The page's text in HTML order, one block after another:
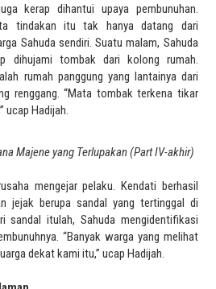
kerap dihantui upaya pembunuhan.
tindakan itu tak hanya datang dari
Sahuda sendiri. Suatu malam, Sahuda
dihujami tombak dari kolong rumah.
rumah panggung yang lantainya dari
renggang. “Mata tombak terkena tikar
ucap Hadijah.
Majene yang Terlupakan (Part IV-akhir)
mengejar pelaku. Kendati berhasil
jejak berupa sandal yang tertinggal di
sandal itulah, Sahuda mengidentifikasi
“Banyak warga yang melihat
dekat kami itu,” ucap Hadijah.